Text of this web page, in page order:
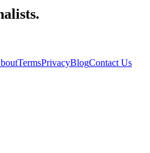
TermsPrivacyBlogContact Us